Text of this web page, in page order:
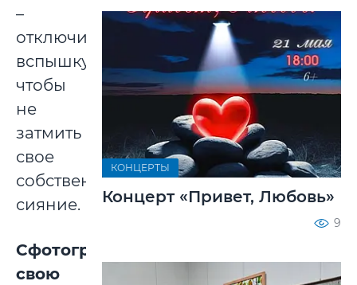
–
отключите
вспышку,
чтобы
не
затмить
свое
собственное
сияние.
Сфотографируйте
свою
КОНЦЕРТЫ
Концерт «Привет, Любовь»
9